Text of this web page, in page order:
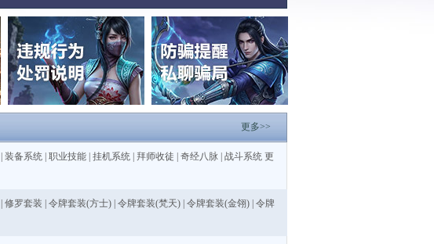
装备系统 职业技能 挂机系统 拜师收徒 奇经八脉 战斗系统 更
修罗套装 令牌套装(方士) 令牌套装(梵天) 令牌套装(金翎) 令牌
更多>>